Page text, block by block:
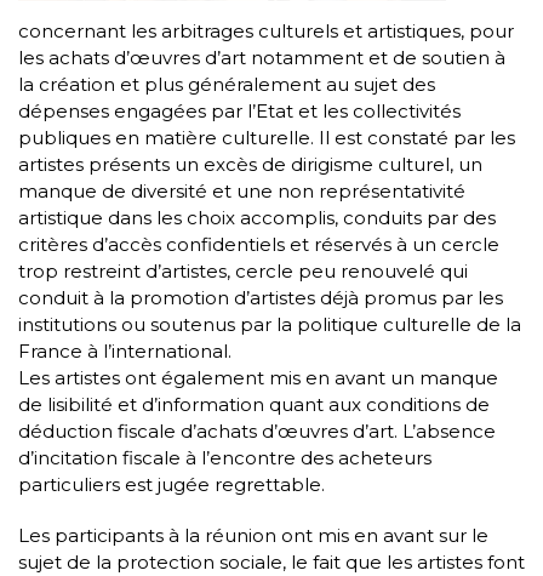
concernant les arbitrages culturels et artistiques, pour
les achats d’œuvres d’art notamment et de soutien à
la création et plus généralement au sujet des
dépenses engagées par l’Etat et les collectivités
publiques en matière culturelle. Il est constaté par les
artistes présents un excès de dirigisme culturel, un
manque de diversité et une non représentativité
artistique dans les choix accomplis, conduits par des
critères d’accès confidentiels et réservés à un cercle
trop restreint d’artistes, cercle peu renouvelé qui
conduit à la promotion d’artistes déjà promus par les
institutions ou soutenus par la politique culturelle de la
France à l’international.
Les artistes ont également mis en avant un manque
de lisibilité et d’information quant aux conditions de
déduction fiscale d’achats d’œuvres d’art. L’absence
d’incitation fiscale à l’encontre des acheteurs
particuliers est jugée regrettable.
Les participants à la réunion ont mis en avant sur le
sujet de la protection sociale, le fait que les artistes font